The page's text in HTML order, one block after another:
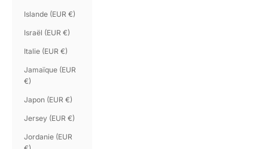
Islande (EUR €)
Israël (EUR €)
Italie (EUR €)
Jamaïque (EUR
€)
Japon (EUR €)
Jersey (EUR €)
Jordanie (EUR